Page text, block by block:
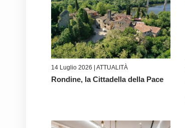
14 Luglio 2026 | ATTUALITÀ
Rondine, la Cittadella della Pace